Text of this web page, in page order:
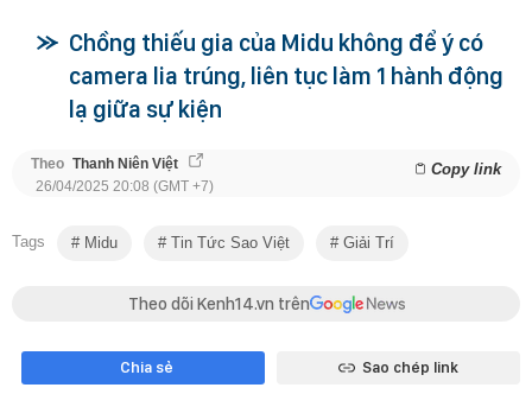
Chồng thiếu gia của Midu không để ý có
camera lia trúng, liên tục làm 1 hành động
lạ giữa sự kiện
Theo Thanh Niên Việt Copy link
26/04/2025 20:08 (GMT +7)
Tags Midu Tin Tức Sao Việt Giải Trí
Theo dõi Kenh14.vn trên
Chia sẻ Sao chép link